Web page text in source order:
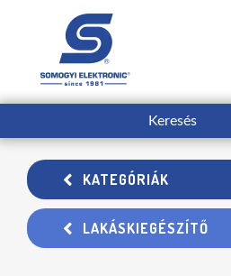
KATEGÓRIÁK
LAKÁSKIEGÉSZÍTŐ